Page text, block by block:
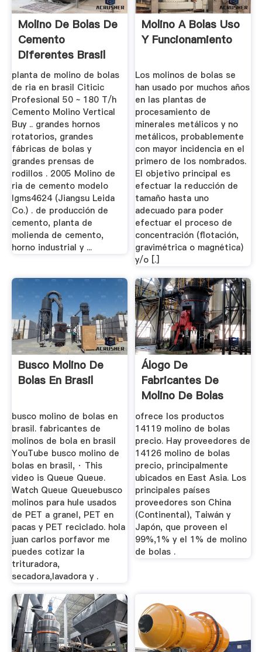
Molino De Bolas De
Cemento
Diferentes Brasil
planta de molino de bolas
de ria en brasil Citicic
Profesional 50 ~ 180 T/h
Cemento Molino Vertical
Buy .. grandes hornos
rotatorios, grandes
fábricas de bolas y
grandes prensas de
rodillos . 2005 Molino de
ria de cemento modelo
lgms4624 (Jiangsu Leida
Co.) . de producción de
cemento, planta de
molienda de cemento,
horno industrial y ...
Molino A Bolas Uso
Y Funcionamiento
Los molinos de bolas se
han usado por muchos años
en las plantas de
procesamiento de
minerales metálicos y no
metálicos, probablemente
con mayor incidencia en el
primero de los nombrados.
El objetivo principal es
efectuar la reducción de
tamaño hasta uno
adecuado para poder
efectuar el proceso de
concentración (flotación,
gravimétrica o magnética)
y/o [.]
Busco Molino De
Bolas En Brasil
busco molino de bolas en
brasil. fabricantes de
molinos de bola en brasil
YouTube busco molino de
bolas en brasil, · This
video is Queue Queue.
Watch Queue Queuebusco
molinos para hule usados
de PET a granel, PET en
pacas y PET reciclado. hola
juan carlos porfavor me
puedes cotizar la
trituradora,
secadora,lavadora y .
Álogo De
Fabricantes De
Molino De Bolas
Precio De Alta ...
ofrece los productos
14119 molino de bolas
precio. Hay proveedores de
14126 molino de bolas
precio, principalmente
ubicados en East Asia. Los
principales países
proveedores son China
(Continental), Taiwán y
Japón, que proveen el
99%,1% y el 1% de molino
de bolas .